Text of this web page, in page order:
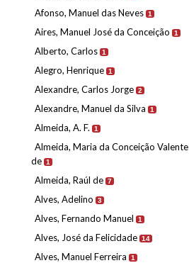
Afonso, Manuel das Neves 1
Aires, Manuel José da Conceição 1
Alberto, Carlos 1
Alegro, Henrique 1
Alexandre, Carlos Jorge 2
Alexandre, Manuel da Silva 1
Almeida, A. F. 1
Almeida, Maria da Conceição Valente
de 1
Almeida, Raúl de 7
Alves, Adelino 3
Alves, Fernando Manuel 1
Alves, José da Felicidade 14
Alves, Manuel Ferreira 1